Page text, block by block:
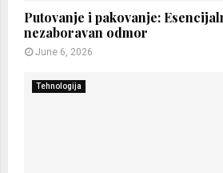
Putovanje i pakovanje:
nezaboravan odmor
June 6, 2026
Tehnologija